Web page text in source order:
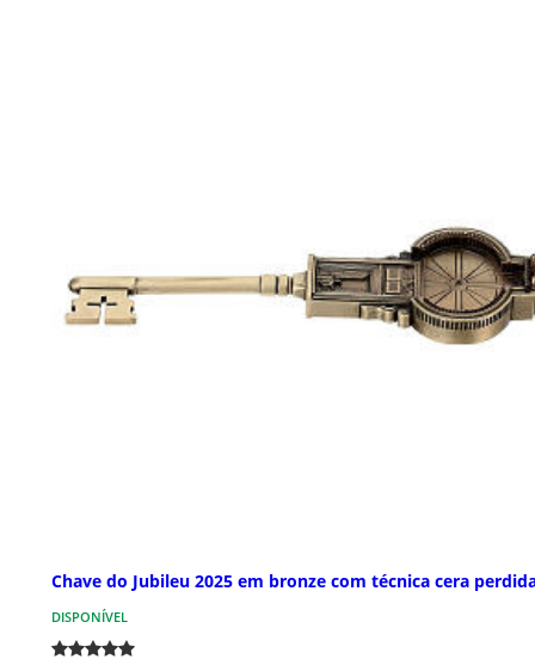
Chave do Jubileu 2025 em bronze com técnica cera
DISPONÍVEL